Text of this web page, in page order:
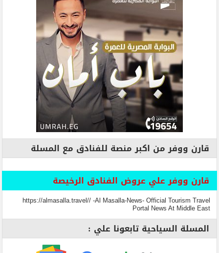
قارن ووفر من اكبر منصة للفنادق مع المسلة
قارن ووفر علي عروض الفنادق الرخيصة
https://almasalla.travel// -Al Masalla-News- Official Tourism Travel
Portal News At Middle East
المسلة السياحية تابعونا علي :